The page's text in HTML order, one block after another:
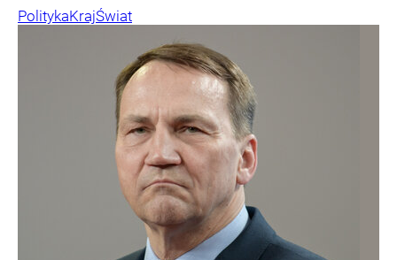
PolitykaKrajŚwiat